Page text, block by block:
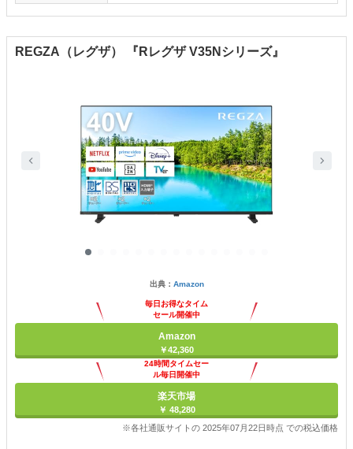
REGZA（レグザ） 『Rレグザ V35Nシリーズ』
出典： Amazon
毎日お得なタイム
セール開催中
Amazon
￥42,360
24時間タイムセー
ル毎日開催中
楽天市場
￥ 48,280
※各社通販サイトの 2025年07月22日時点 での税込価格